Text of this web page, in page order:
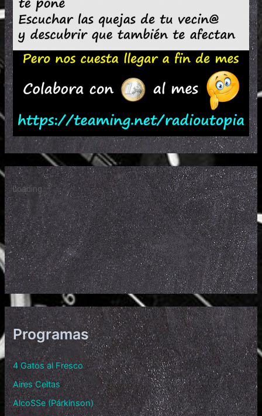
Programas
4 Gatos al Fresco
Aires Celtas
AlcoSSe (Párkinson)